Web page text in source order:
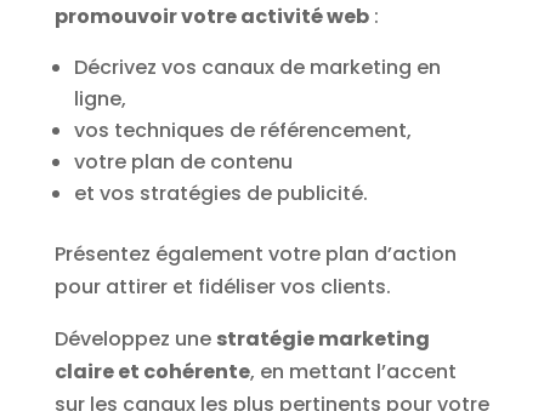
promouvoir votre activité web:
Décrivez vos canaux de marketing en
ligne,
vos techniques de référencement,
votre plan de contenu
et vos stratégies de publicité.
Présentez également votre plan d’action
pour attirer et fidéliser vos clients.
Développez une stratégie marketing
claire et cohérente, en mettant l’accent
sur les canaux les plus pertinents pour votre